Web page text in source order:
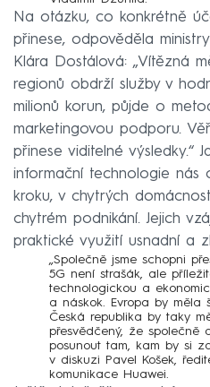
Na otázku, co konkrétně
přinese, odpověděla
Klára Dostálová: „Vítězná
regionů obdrží služby v
milionů korun, půjde o
marketingovou podporu.
přinese viditelné výsledky.“
informační technologie nás
kroku, v chytrých
chytrém podnikání. Jejich
praktické využití usnadní a
„Společně jsme schopni
5G není strašák, ale
technologickou a
a náskok. Evropa by měla
Česká republika by taky
přesvědčený, že společně
posunout tam, kam by si
v diskuzi Pavel Košek,
komunikace Huawei.